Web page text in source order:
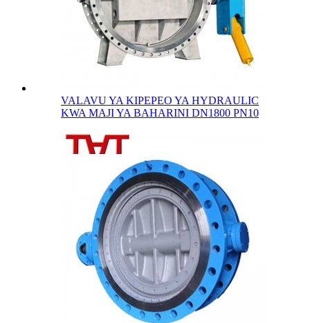
VALAVU YA KIPEPEO YA HYDRAULIC
KWA MAJI YA BAHARINI DN1800 PN10